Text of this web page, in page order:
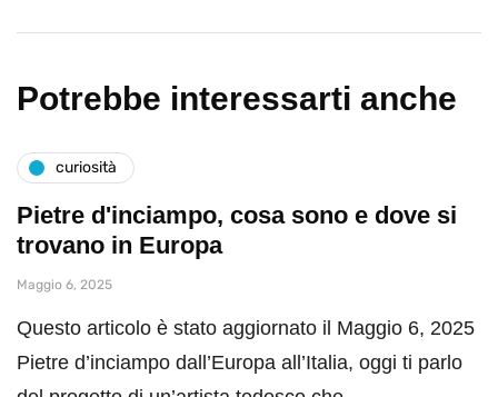
Potrebbe interessarti anche
curiosità
Pietre d'inciampo, cosa sono e dove si
trovano in Europa
Maggio 6, 2025
Questo articolo è stato aggiornato il Maggio 6, 2025
Pietre d’inciampo dall’Europa all’Italia, oggi ti parlo